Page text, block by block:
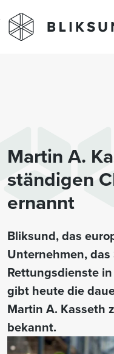
Skip to main content
Martin A.
ständigen
ernannt
Bliksund, das
Unternehmen,
Rettungsdienste
gibt heute die
Martin A. Kasseth
bekannt.